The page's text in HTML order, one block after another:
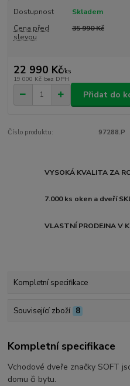
Dostupnost
Skladem
Cena před
slevou
35 990 Kč
22 990 Kč/ks
19 000 Kč bez DPH
Přidat do
Číslo produktu: 97288.P
VYSOKÁ KVALITA ZA
7.000 ks oken a dveří
VLASTNÍ PRODEJNA V
Kompletní specifikace
Související zboží 8
Kompletní specifikace
Vchodové dveře značky SOFT
domu či bytu.